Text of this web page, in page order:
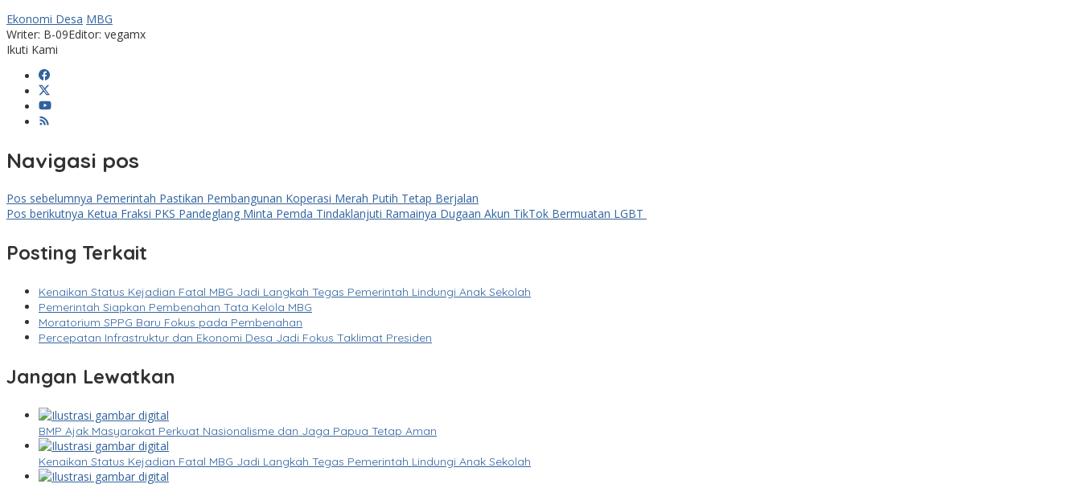
Ekonomi Desa MBG
Writer: B-09Editor: vegamx
Ikuti Kami
Navigasi pos
Pos sebelumnya Pemerintah Pastikan Pembangunan Koperasi Merah Putih Tetap Berjalan
Pos berikutnya Ketua Fraksi PKS Pandeglang Minta Pemda Tindaklanjuti Ramainya Dugaan Akun TikTok Bermuatan LGBT
Posting Terkait
Kenaikan Status Kejadian Fatal MBG Jadi Langkah Tegas Pemerintah Lindungi Anak Sekolah
Pemerintah Siapkan Pembenahan Tata Kelola MBG
Moratorium SPPG Baru Fokus pada Pembenahan
Percepatan Infrastruktur dan Ekonomi Desa Jadi Fokus Taklimat Presiden
Jangan Lewatkan
BMP Ajak Masyarakat Perkuat Nasionalisme dan Jaga Papua Tetap Aman
Kenaikan Status Kejadian Fatal MBG Jadi Langkah Tegas Pemerintah Lindungi Anak Sekolah